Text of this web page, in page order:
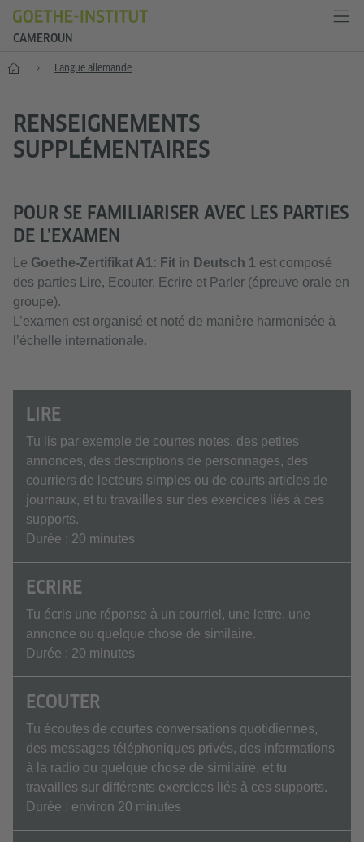
CAMEROUN
Accueil Langue allemande
RENSEIGNEMENTS
SUPPLÉMENTAIRES
POUR SE FAMILIARISER AVEC LES PARTIES
DE L’EXAMEN
Le Goethe-Zertifikat A1: Fit in Deutsch 1 est composé
des parties Lire, Ecouter, Ecrire et Parler (épreuve orale en
groupe).
L’examen est organisé et noté de manière harmonisée à
l’échelle internationale.
LIRE
Tu lis par exemple de courtes notes, des petites
annonces, des descriptions de personnages, des
courriers de lecteurs simples ou de courts articles de
journaux, et tu travailles sur des exercices liés à ces
supports.
Durée : 20 minutes
ECRIRE
Tu écris une réponse à un courriel, une lettre, une
annonce ou quelque chose de similaire.
Durée : 20 minutes
ECOUTER
Tu écoutes de courtes conversations quotidiennes,
des messages téléphoniques privés, des informations
à la radio ou quelque chose de similaire, et tu
travailles sur différents exercices liés à ces supports.
Durée : environ 20 minutes